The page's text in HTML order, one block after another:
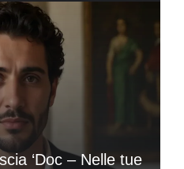
‘Doc – Nelle tue